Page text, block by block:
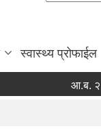
स्वास्थ्य प्रोफाईल
आ.ब.